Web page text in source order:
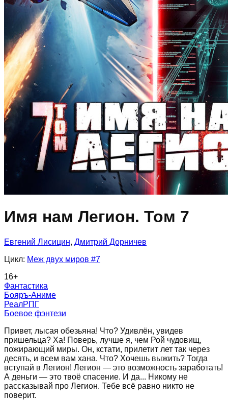
Имя нам Легион. Том 7
Евгений Лисицин, Дмитрий Дорничев
Цикл: Меж двух миров #7
16+
Фантастика
Бояръ-Аниме
РеалРПГ
Боевое фэнтези
Привет, лысая обезьяна! Что? Удивлён, увидев
пришельца? Ха! Поверь, лучше я, чем Рой чудовищ,
пожирающий миры. Он, кстати, прилетит лет так через
десять, и всем вам хана. Что? Хочешь выжить? Тогда
вступай в Легион! Легион — это возможность заработать!
А деньги — это твоё спасение. И да... Никому не
рассказывай про Легион. Тебе всё равно никто не
поверит.